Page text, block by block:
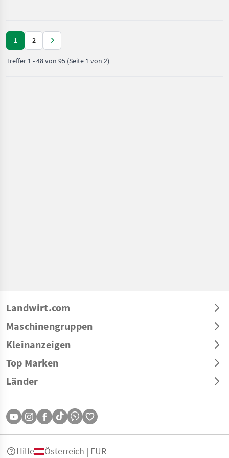
Motorfahrzeuge
1 2
Treffer 1-48von 95 (Seite 1 von 2)
Landwirt.com
Maschinengruppen
Kleinanzeigen
Top Marken
Länder
Hilfe Österreich | EUR